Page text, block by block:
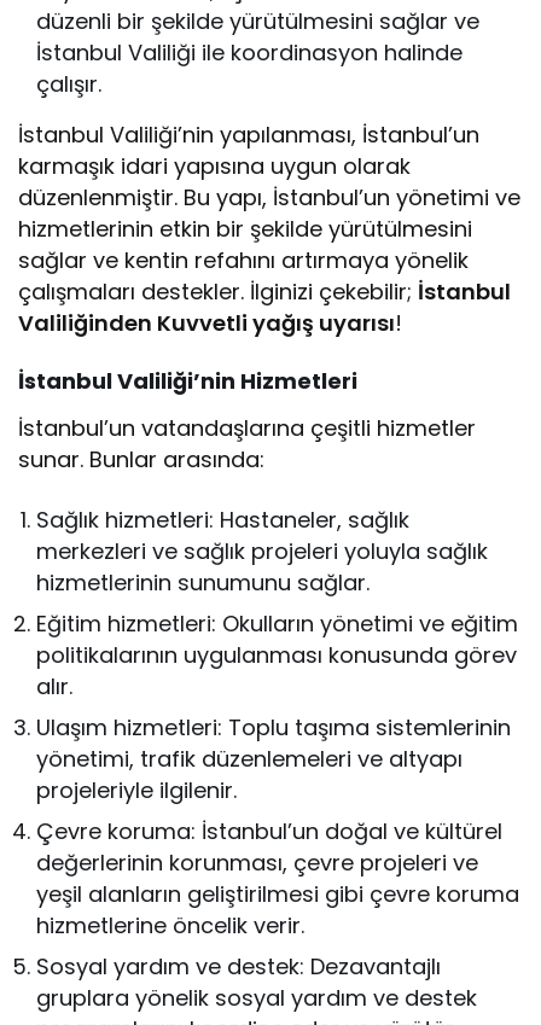
düzenli bir şekilde yürütülmesini sağlar ve
İstanbul Valiliği ile koordinasyon halinde
çalışır.
İstanbul Valiliği’nin yapılanması, İstanbul’un
karmaşık idari yapısına uygun olarak
düzenlenmiştir. Bu yapı, İstanbul’un yönetimi ve
hizmetlerinin etkin bir şekilde yürütülmesini
sağlar ve kentin refahını artırmaya yönelik
çalışmaları destekler. İlginizi çekebilir; İstanbul
Valiliğinden Kuvvetli yağış uyarısı!
İstanbul Valiliği’nin Hizmetleri
İstanbul’un vatandaşlarına çeşitli hizmetler
sunar. Bunlar arasında:
Sağlık hizmetleri: Hastaneler, sağlık
merkezleri ve sağlık projeleri yoluyla sağlık
hizmetlerinin sunumunu sağlar.
Eğitim hizmetleri: Okulların yönetimi ve eğitim
politikalarının uygulanması konusunda görev
alır.
Ulaşım hizmetleri: Toplu taşıma sistemlerinin
yönetimi, trafik düzenlemeleri ve altyapı
projeleriyle ilgilenir.
Çevre koruma: İstanbul’un doğal ve kültürel
değerlerinin korunması, çevre projeleri ve
yeşil alanların geliştirilmesi gibi çevre koruma
hizmetlerine öncelik verir.
Sosyal yardım ve destek: Dezavantajlı
gruplara yönelik sosyal yardım ve destek